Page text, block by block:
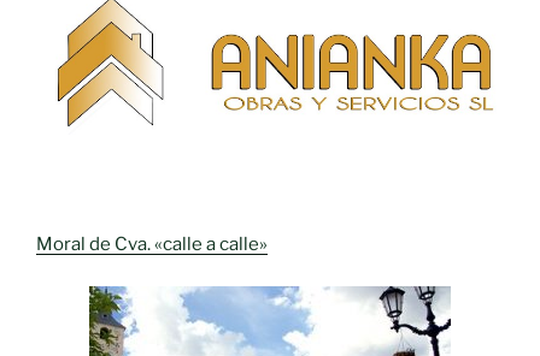
Moral de Cva. «calle a calle»